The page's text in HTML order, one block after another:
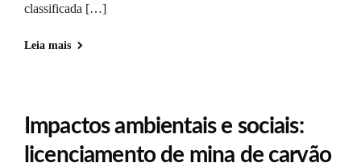
classificada […]
Leia mais
Impactos ambientais e sociais:
licenciamento de mina de carvão